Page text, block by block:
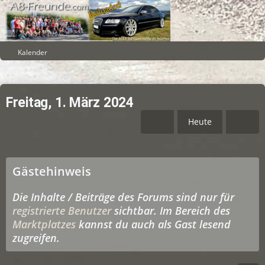
Kalender
Freitag, 1. März 2024
Heute
Gästehinweis
Die Inhalte / Beiträge des Forums sind nur für
registrierte Benutzersichtbar. Im Bereich des
Marktplatzes kannst du auch als Gast lesend
zugreifen.